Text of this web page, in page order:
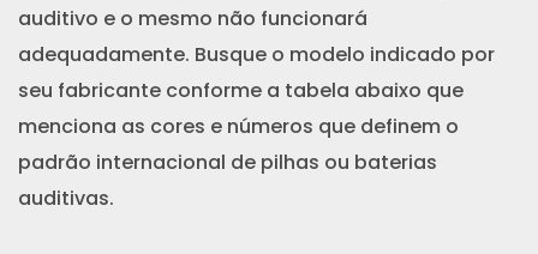
auditivo e o mesmo não funcionará
adequadamente. Busque o modelo indicado por
seu fabricante conforme a tabela abaixo que
menciona as cores e números que definem o
padrão internacional de pilhas ou baterias
auditivas.